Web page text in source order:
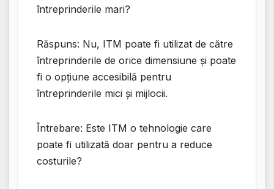
întreprinderile mari?
Răspuns: Nu, ITM poate fi utilizat de către
întreprinderile de orice dimensiune și poate
fi o opțiune accesibilă pentru
întreprinderile mici și mijlocii.
Întrebare: Este ITM o tehnologie care
poate fi utilizată doar pentru a reduce
costurile?